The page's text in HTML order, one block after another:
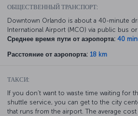
ОБЩЕСТВЕННЫЙ ТРАНСПОРТ:
Downtown Orlando is about a 40-minute
International Airport (MCO) via public bus
Среднее время пути от аэропорта: 40
Расстояние от аэропорта: 18 km
ТАКСИ:
If you don’t want to waste time waiting for
shuttle service, you can get to the city
that runs from the airport. The average